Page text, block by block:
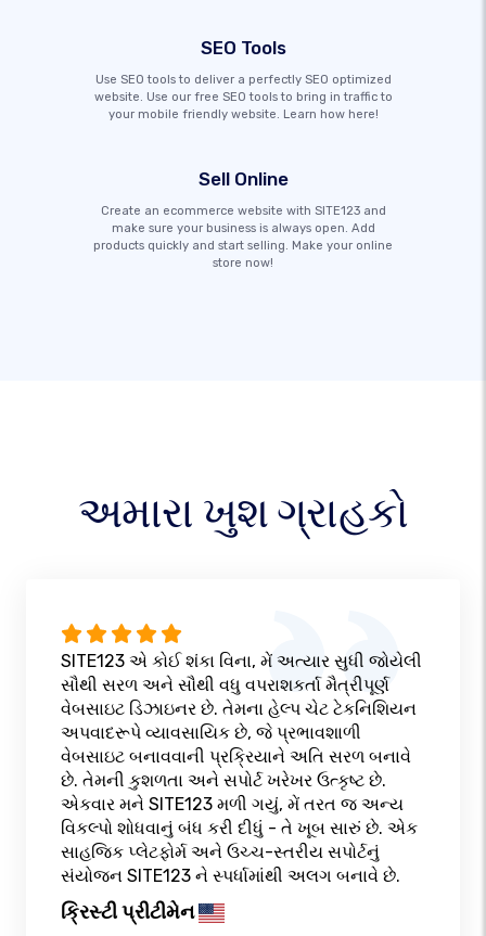
SEO Tools
Use SEO tools to deliver a perfectly SEO optimized
website. Use our free SEO tools to bring in traffic to
your mobile friendly website. Learn how here!
Sell Online
Create an ecommerce website with SITE123 and
make sure your business is always open. Add
products quickly and start selling. Make your online
store now!
અમારા ખુશ ગ્રાહકો
SITE123 એ કોઈ શંકા વિના, મેં અત્યાર સુધી જોયેલી
સૌથી સરળ અને સૌથી વધુ વપરાશકર્તા મૈત્રીપૂર્ણ
વેબસાઇટ ડિઝાઇનર છે. તેમના હેલ્પ ચેટ ટેકનિશિયન
અપવાદરૂપે વ્યાવસાયિક છે, જે પ્રભાવશાળી
વેબસાઇટ બનાવવાની પ્રક્રિયાને અતિ સરળ બનાવે
છે. તેમની કુશળતા અને સપોર્ટ ખરેખર ઉત્કૃષ્ટ છે.
એકવાર મને SITE123 મળી ગયું, મેં તરત જ અન્ય
વિકલ્પો શોધવાનું બંધ કરી દીધું - તે ખૂબ સારું છે. એક
સાહજિક પ્લેટફોર્મ અને ઉચ્ચ-સ્તરીય સપોર્ટનું
સંયોજન SITE123 ને સ્પર્ધામાંથી અલગ બનાવે છે.
ક્રિસ્ટી પ્રીટીમેન